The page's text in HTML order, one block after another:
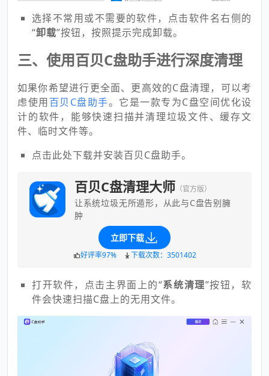
选择不常用或不需要的软件，点击软件名右侧的
“卸载”按钮，按照提示完成卸载。
三、使用百贝C盘助手进行深度清理
如果你希望进行更全面、更高效的C盘清理，可以考
虑使用百贝C盘助手。它是一款专为C盘空间优化设
计的软件，能够快速扫描并清理垃圾文件、缓存文
件、临时文件等。
点击此处下载并安装百贝C盘助手。
百贝C盘清理大师 （官方版）
让系统垃圾无所遁形，从此与C盘告别臃
肿
立即下载
好评率97% 下载次数：3501402
打开软件，点击主界面上的“系统清理”按钮，软
件会快速扫描C盘上的无用文件。